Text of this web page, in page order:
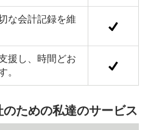
な会計記録を維
援し、時間どお
。
ための私達のサービス